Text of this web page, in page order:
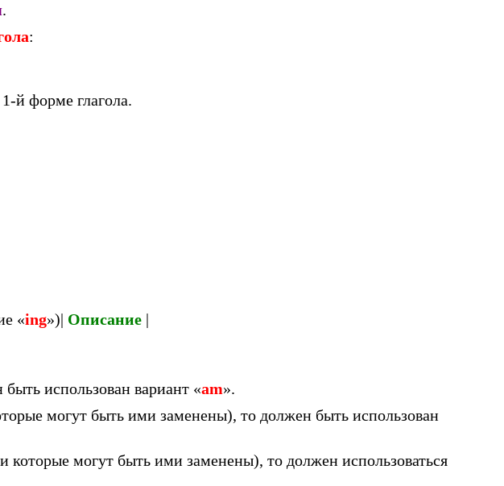
.
:
й форме глагола.
«ing»)| Описание |
использован вариант «am».
могут быть ими заменены), то должен быть использован
которые могут быть ими заменены), то должен использоваться